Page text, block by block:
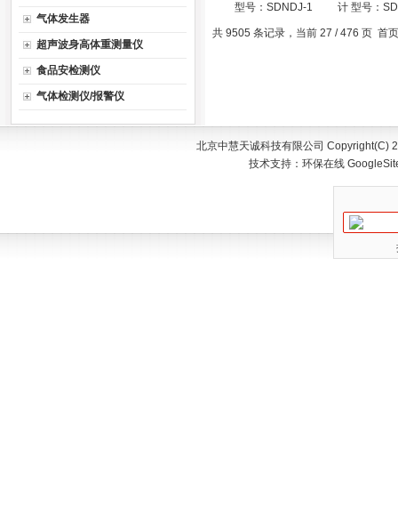
气体发生器
超声波身高体重测量仪
食品安检测仪
气体检测仪/报警仪
型号：SDNDJ-1
计 型号：
共 9505 条记录，当前 27 / 476 页 首页
北京中慧天诚科技有限公司
技术支持： 环保在线